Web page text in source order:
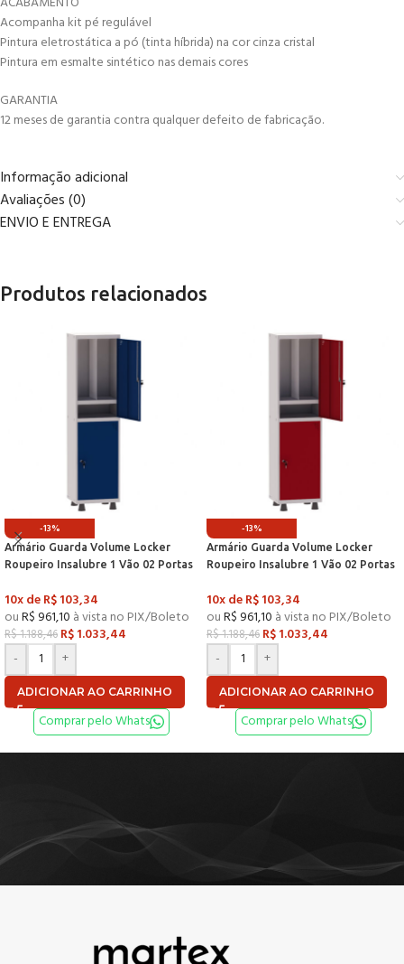
Acompanha kit pé regulável
Pintura eletrostática a pó (tinta híbrida) na cor cinza cristal
Pintura em esmalte sintético nas demais cores
GARANTIA
12 meses de garantia contra qualquer defeito de fabricação.
Informação adicional
Avaliações (0)
ENVIO E ENTREGA
Produtos relacionados
-13%
Armário Guarda Volume Locker
Roupeiro Insalubre 1 Vão 02 Portas
Cinza e Azul Del Rey – Pand
10x deR$103,34
ouR$ 961,10 à vista no PIX/Boleto
R$1.188,46 R$1.033,44
-
+
ADICIONAR AO CARRINHO
Comprar pelo Whats
-13%
Armário Guarda Volume Locker
Roupeiro Insalubre 1 Vão 02 Portas
Cinza e Vermelho – Pandin
10x deR$103,34
ouR$ 961,10 à vista no PIX/Boleto
R$1.188,46 R$1.033,44
-
+
ADICIONAR AO CARRINHO
Comprar pelo Whats